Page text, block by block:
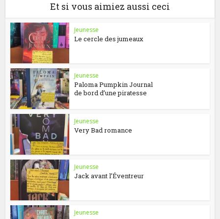
Et si vous aimiez aussi ceci
Jeunesse
Le cercle des jumeaux
Jeunesse
Paloma Pumpkin Journal
de bord d’une piratesse
Jeunesse
Very Bad romance
Jeunesse
Jack avant l’Éventreur
Jeunesse